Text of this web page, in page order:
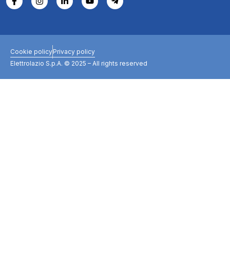
Cookie policyPrivacy policy
Elettrolazio S.p.A. © 2025 – All rights reserved